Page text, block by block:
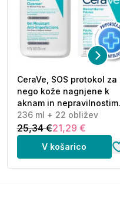
CeraVe, SOS protokol za
nego kože nagnjene k
aknam in nepravilnostim
(236 ml + 22 obližev)
236 ml + 22 obližev
25,34 €21,29 €
V košarico